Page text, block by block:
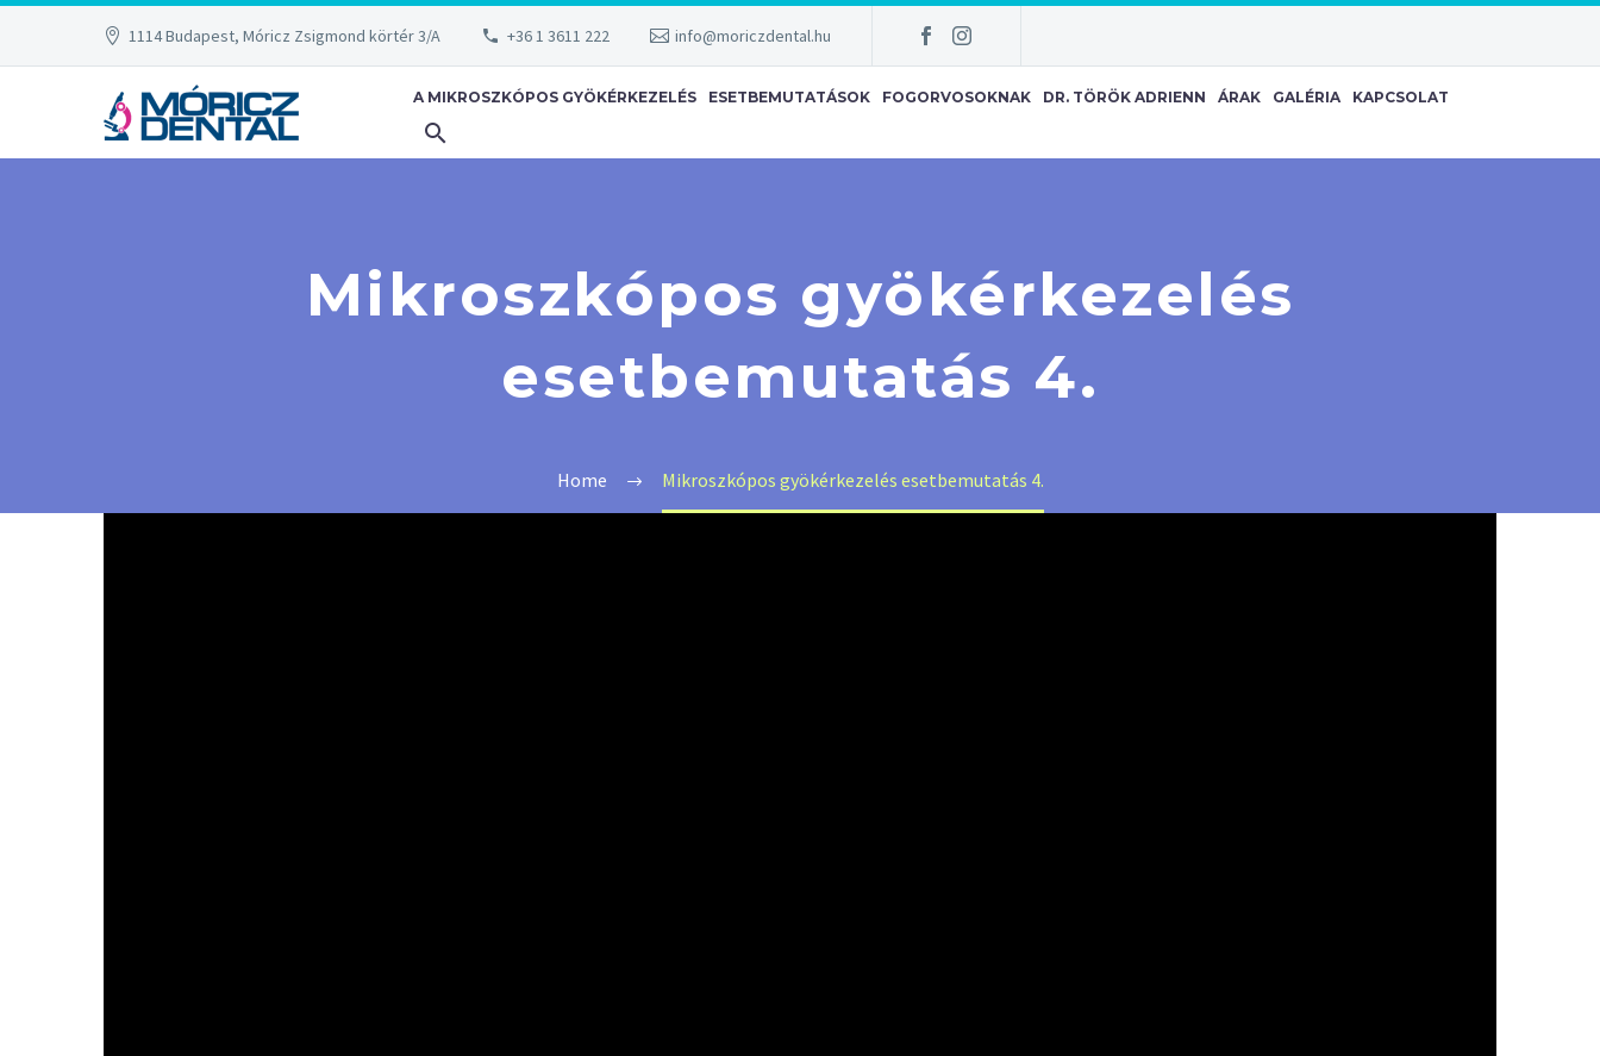
1114 Budapest, Móricz Zsigmond körtér 3/A +36 1 3611 222 info@moriczdental.hu
A MIKROSZKÓPOS GYÖKÉRKEZELÉS ESETBEMUTATÁSOK FOGORVOSOKNAK DR. TÖRÖK ADRIENN ÁRAK GALÉRIA KAPCSOLAT
Mikroszkópos gyökérkezelés
esetbemutatás 4.
Home Mikroszkópos gyökérkezelés esetbemutatás 4.